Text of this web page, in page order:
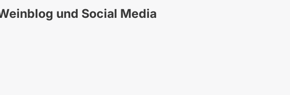
und Social Media